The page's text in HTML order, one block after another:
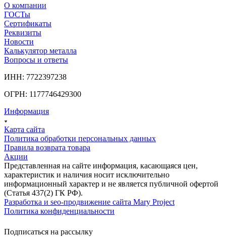
О компании
ГОСТы
Сертификаты
Реквизиты
Новости
Калькулятор металла
Вопросы и ответы
ИНН: 7722397238
ОГРН: 1177746429300
Информация
Карта сайта
Политика обработки персональных данных
Правила возврата товара
Акции
Представленная на сайте информация, касающаяся цен,
характеристик и наличия носит исключительно
информационный характер и не является публичной офертой
(Статья 437(2) ГК РФ).
Разработка и seo-продвижение сайта Mary Project
Политика конфиденциальности
Подписаться на рассылку